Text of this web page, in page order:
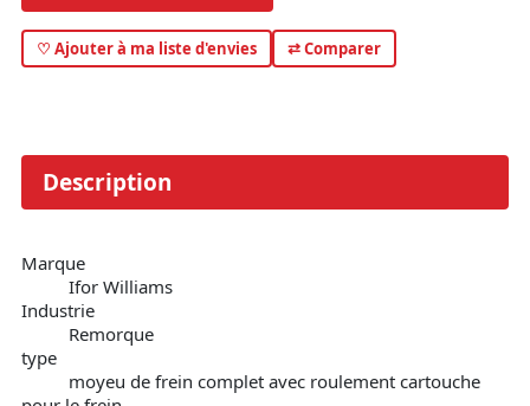
♡ Ajouter à ma liste d'envies ⇄ Comparer
Description
Marque
Ifor Williams
Industrie
Remorque
type
moyeu de frein complet avec roulement cartouche